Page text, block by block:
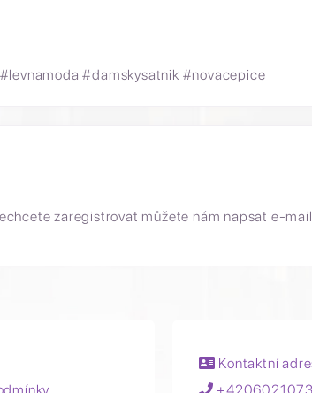
#damskysatnik #novacepice
zaregistrovat můžete nám napsat e-
Kontaktní